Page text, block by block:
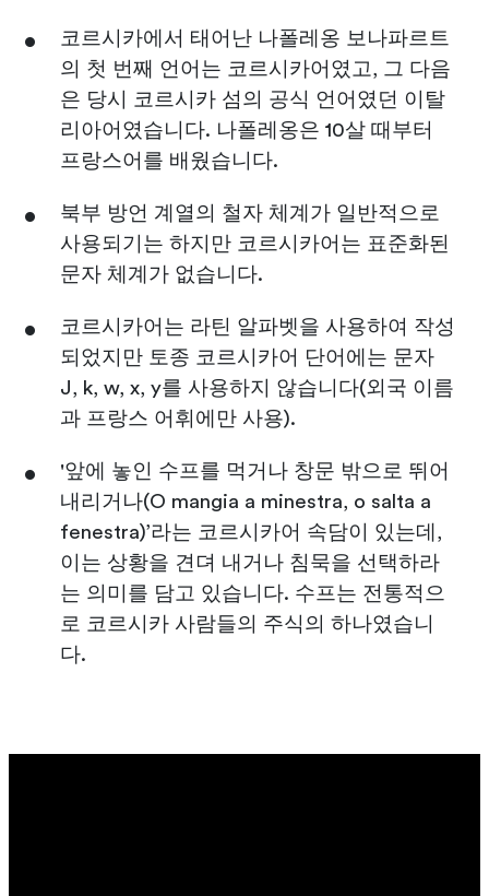
코르시카에서 태어난 나폴레옹 보나파르트
의 첫 번째 언어는 코르시카어였고, 그 다음
은 당시 코르시카 섬의 공식 언어였던 이탈
리아어였습니다. 나폴레옹은 10살 때부터
프랑스어를 배웠습니다.
북부 방언 계열의 철자 체계가 일반적으로
사용되기는 하지만 코르시카어는 표준화된
문자 체계가 없습니다.
코르시카어는 라틴 알파벳을 사용하여 작성
되었지만 토종 코르시카어 단어에는 문자
J, k, w, x, y를 사용하지 않습니다(외국 이름
과 프랑스 어휘에만 사용).
'앞에 놓인 수프를 먹거나 창문 밖으로 뛰어
내리거나(O mangia a minestra, o salta a
fenestra)’라는 코르시카어 속담이 있는데,
이는 상황을 견뎌 내거나 침묵을 선택하라
는 의미를 담고 있습니다. 수프는 전통적으
로 코르시카 사람들의 주식의 하나였습니
다.